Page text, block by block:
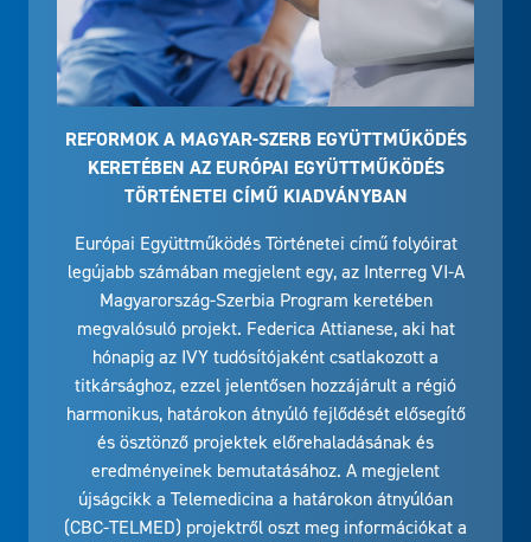
REFORMOK A MAGYAR-SZERB EGYÜTTMŰKÖDÉS
KERETÉBEN AZ EURÓPAI EGYÜTTMŰKÖDÉS
TÖRTÉNETEI CÍMŰ KIADVÁNYBAN
Európai Együttműködés Történetei című folyóirat
legújabb számában megjelent egy, az Interreg VI-A
Magyarország-Szerbia Program keretében
megvalósuló projekt. Federica Attianese, aki hat
hónapig az IVY tudósítójaként csatlakozott a
titkársághoz, ezzel jelentősen hozzájárult a régió
harmonikus, határokon átnyúló fejlődését elősegítő
és ösztönző projektek előrehaladásának és
eredményeinek bemutatásához. A megjelent
újságcikk a Telemedicina a határokon átnyúlóan
(CBC-TELMED) projektről oszt meg információkat a